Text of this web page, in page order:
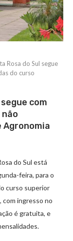
Rosa do Sul segue
do curso
com
Agronomia
do Sul está
feira, para o
curso superior
com ingresso no
é gratuita, e